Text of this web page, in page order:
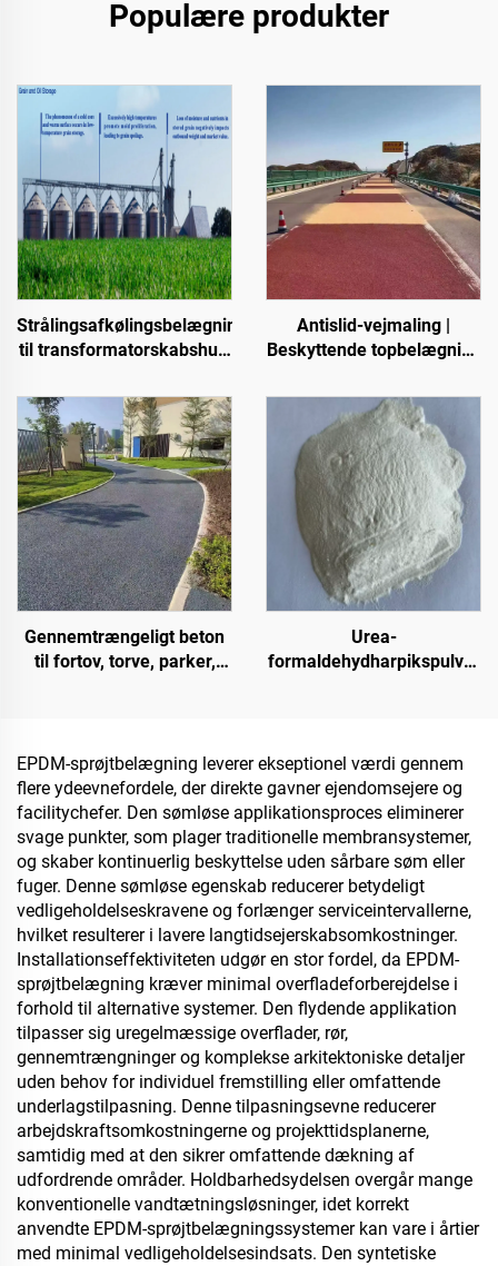
Populære produkter
Strålingsafkølingsbelægninger
til transformatorskabshus,
fabriksbygninger,
kornlagerbeholdere,
oliebeholdere
Antislid-vejmaling |
Beskyttende topbelægning
indendørs og udendørs
belægninger
Gennemtrængeligt beton
til fortov, torve, parker,
opbygning af svampebyer
Urea-
formaldehydharpikspulver
flerlaget spånplade,
fintræsplade, økoplade,
furneret spånplade osv.
EPDM-sprøjtbelægning leverer ekseptionel værdi gennem
flere ydeevnefordele, der direkte gavner ejendomsejere og
facilitychefer. Den sømløse applikationsproces eliminerer
svage punkter, som plager traditionelle membransystemer,
og skaber kontinuerlig beskyttelse uden sårbare søm eller
fuger. Denne sømløse egenskab reducerer betydeligt
vedligeholdelseskravene og forlænger serviceintervallerne,
hvilket resulterer i lavere langtidsejerskabsomkostninger.
Installationseffektiviteten udgør en stor fordel, da EPDM-
sprøjtbelægning kræver minimal overfladeforberejdelse i
forhold til alternative systemer. Den flydende applikation
tilpasser sig uregelmæssige overflader, rør,
gennemtrængninger og komplekse arkitektoniske detaljer
uden behov for individuel fremstilling eller omfattende
underlagstilpasning. Denne tilpasningsevne reducerer
arbejdskraftsomkostningerne og projekttidsplanerne,
samtidig med at den sikrer omfattende dækning af
udfordrende områder. Holdbarhedsydelsen overgår mange
konventionelle vandtætningsløsninger, idet korrekt
anvendte EPDM-sprøjtbelægningssystemer kan vare i årtier
med minimal vedligeholdelsesindsats. Den syntetiske